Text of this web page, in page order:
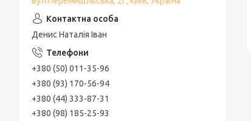
Денис Наталія Іван
+380 (50) 011-35-96
+380 (93) 170-56-94
+380 (44) 333-87-31
+380 (98) 185-25-93